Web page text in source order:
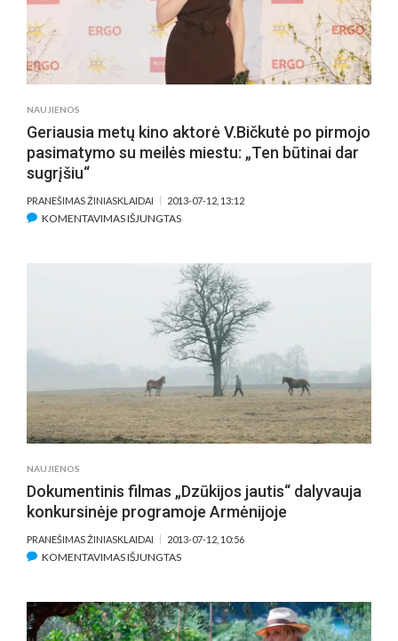
–
NORĖJOME
GRAŽUS
PASAULIS“
NAUJIENOS
Geriausia metų kino aktorė V.Bičkutė po pirmojo
pasimatymo su meilės miestu: „Ten būtinai dar
sugrįšiu“
PRANEŠIMAS ŽINIASKLAIDAI 2013-07-12, 13:12
KOMENTAVIMAS IŠJUNGTASĮRAŠE
KINO
AKTORĖ
V.BIČKUTĖ
PO
PIRMOJO
PASIMATYMO
SU
MIESTU:
„TEN
SUGRĮŠIU“
NAUJIENOS
Dokumentinis filmas „Dzūkijos jautis“ dalyvauja
konkursinėje programoje Armėnijoje
PRANEŠIMAS ŽINIASKLAIDAI 2013-07-12, 10:56
KOMENTAVIMAS IŠJUNGTASĮRAŠE
„DZŪKIJOS
JAUTIS“